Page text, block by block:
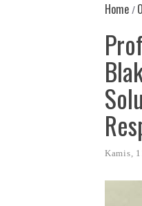
Home/
Kamis,